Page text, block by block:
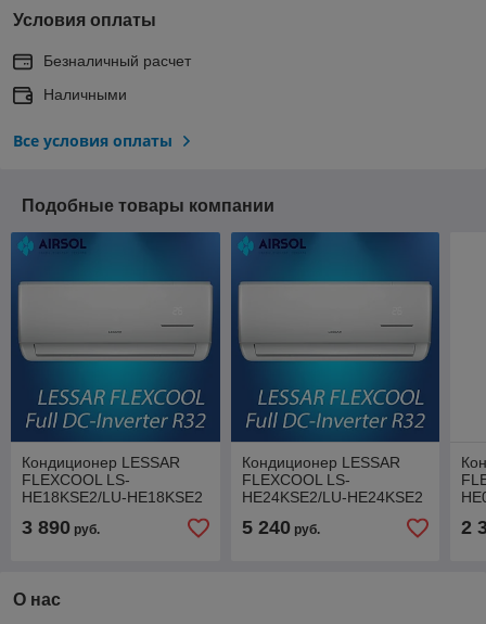
Условия оплаты
Безналичный расчет
Наличными
Все условия оплаты
Подобные товары компании
Кондиционер LESSAR
FLEXCOOL LS-
HE18KSE2/LU-HE18KSE2
3 890 руб.
Кондиционер LESSAR
FLEXCOOL LS-
HE24KSE2/LU-HE24KSE2
5 240руб. 2
О нас